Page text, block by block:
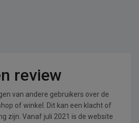
review
van andere gebruikers over de
of winkel. Dit kan een klacht of
zijn. Vanaf juli 2021 is de website